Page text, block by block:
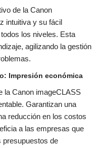
de la Canon
intuitiva y su fácil
los niveles. Esta
agilizando la gestión
Impresión económica
la Canon imageCLASS
Garantizan una
reducción en los costos
a las empresas que
presupuestos de